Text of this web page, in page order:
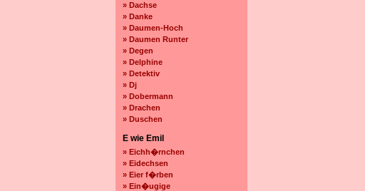
» Dachse
» Danke
» Daumen-Hoch
» Daumen Runter
» Degen
» Delphine
» Detektiv
» Dj
» Dobermann
» Drachen
» Duschen
E wie Emil
» Eichh�rnchen
» Eidechsen
» Eier f�rben
» Ein�ugige